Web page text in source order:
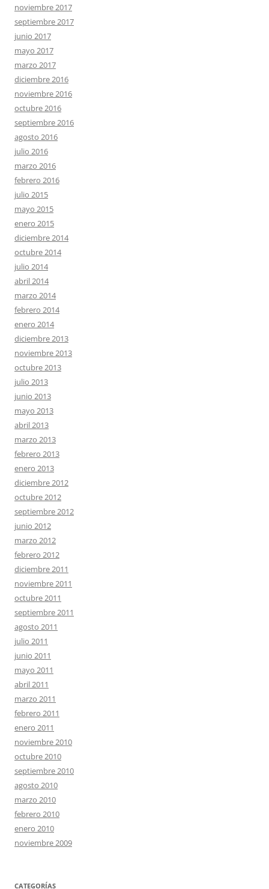
noviembre 2017
septiembre 2017
junio 2017
mayo 2017
marzo 2017
diciembre 2016
noviembre 2016
octubre 2016
septiembre 2016
agosto 2016
julio 2016
marzo 2016
febrero 2016
julio 2015
mayo 2015
enero 2015
diciembre 2014
octubre 2014
julio 2014
abril 2014
marzo 2014
febrero 2014
enero 2014
diciembre 2013
noviembre 2013
octubre 2013
julio 2013
junio 2013
mayo 2013
abril 2013
marzo 2013
febrero 2013
enero 2013
diciembre 2012
octubre 2012
septiembre 2012
junio 2012
marzo 2012
febrero 2012
diciembre 2011
noviembre 2011
octubre 2011
septiembre 2011
agosto 2011
julio 2011
junio 2011
mayo 2011
abril 2011
marzo 2011
febrero 2011
enero 2011
noviembre 2010
octubre 2010
septiembre 2010
agosto 2010
marzo 2010
febrero 2010
enero 2010
noviembre 2009
CATEGORÍAS